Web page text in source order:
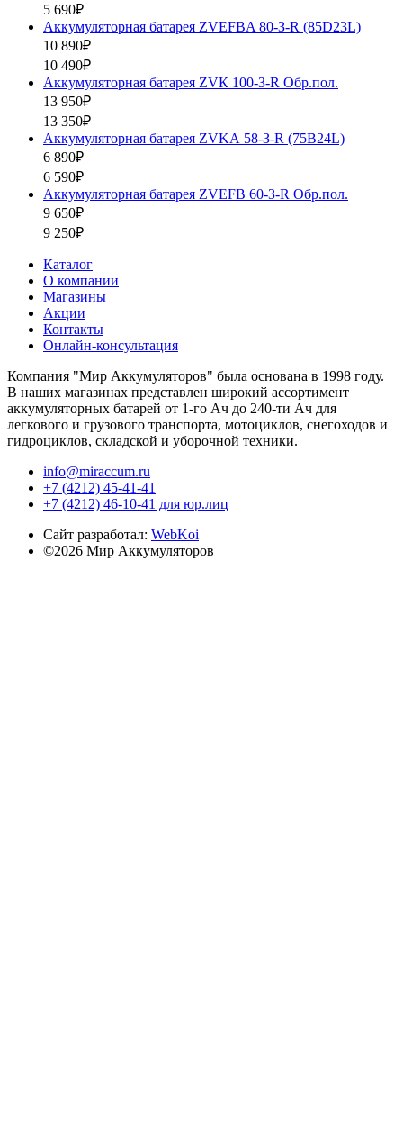
5 690₽
Аккумуляторная батарея ZVEFBA 80-З-R (85D23L)
10 890₽
10 490₽
Аккумуляторная батарея ZVК 100-З-R Обр.пол.
13 950₽
13 350₽
Аккумуляторная батарея ZVKА 58-З-R (75B24L)
6 890₽
6 590₽
Аккумуляторная батарея ZVEFB 60-З-R Обр.пол.
9 650₽
9 250₽
Каталог
О компании
Магазины
Акции
Контакты
Онлайн-консультация
Компания "Мир Аккумуляторов" была основана в 1998 году.
В наших магазинах представлен широкий ассортимент
аккумуляторных батарей от 1-го Ач до 240-ти Ач для
легкового и грузового транспорта, мотоциклов, снегоходов и
гидроциклов, складской и уборочной техники.
info@miraccum.ru
+7 (4212) 45-41-41
+7 (4212) 46-10-41 для юр.лиц
Сайт разработал: WebKoi
©2026 Мир Аккумуляторов